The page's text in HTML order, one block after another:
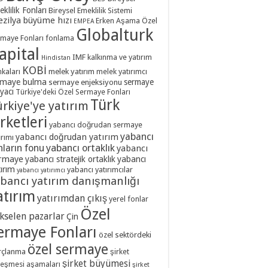
HT - 15 Mayıs 2019
HT - 7 Ocak 2019
HT - 16 Mayıs 2018
Dikkatine! | Milliyet.com.tr
17 Şubat 2015 1,796
Girişim Sermayesi Fonları İçin Yeni Fırsatlar
Haziran 2014 1,716
Bireysel Emeklilik Sistemi Özel Sermaye
Yatırım Yapabilmeli | Star.com.tr
Mart 2015
Ekim 2024
Öney – Özlem Doğaner ile Paranın Yönü A
Tv
Ekim 2024
Öney – Özlem Doğaner ile Paranın Yönü A
Tv
Mart 2024
Fonlara Türkiye’de Yatırıma Davet – Posta
Şubat 2024
Yatırımcıya Türk Ekonomisini Anlattı –
Gazetesi
Şubat 2024
Yılmaz: Hedefimiz Yatırımın Kalitesini
– Hürriyet Gazetesi
Şubat 2024
Yatırım Ofisi Başkanı Dağlıoğlu:
Capital’in etkinliği son derece verimli
Fonları Bireysel Emeklilik Sistemi
büyüme hızı EMPEA Erken Aşama Özel
Fonları fonlama Globalturk
Hindistan IMF kalkınma ve yatırım
KOBİ melek yatırım melek yatırımcı
bulma sermaye enjeksiyonu sermaye
Türkiye'deki Özel Sermaye Fonları
yatırım Türk
yabancı doğrudan sermaye
yabancı doğrudan yatırım yabancı
fonu yabancı ortaklıkyabancı
yabancı stratejik ortaklıkyabancı
yabancı yatırımcı yabancı yatırımcılar
yatırım danışmanlığı
yatırımdan çıkış yerel fonlar
pazarlarÇin Özel
Fonları özel sektördeki
özel sermaye şirket
aşamaları şirket büyümesi şirket